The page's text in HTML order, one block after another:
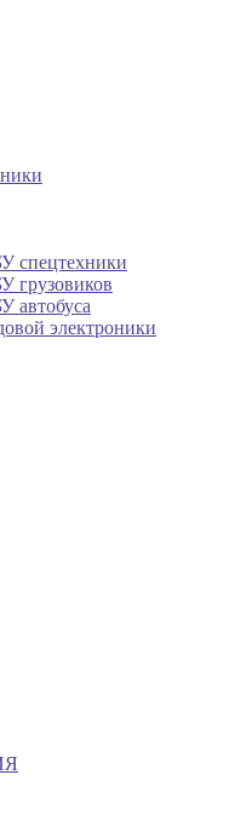
спецтехники
грузовиков
автобуса
электроники